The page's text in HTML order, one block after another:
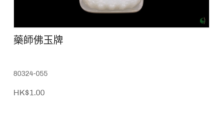
藥師佛玉牌
80324-055
HK$1.00